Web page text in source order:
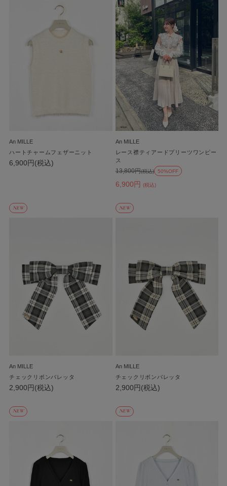
An MILLE
ハートチャームフェザーニット
6,900円(税込)
An MILLE
レース襟ティアードプリーツワンピー
ス
6,900円 (税込)
13,800円(税込) 50%OFF
NEW
An MILLE
チェックリボンバレッタ
2,900円(税込)
NEW
An MILLE
チェックリボンバレッタ
2,900円(税込)
NEW NEW